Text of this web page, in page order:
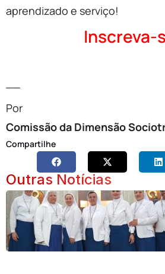
aprendizado e serviço!
Inscreva-
Por
Comissão da Dimensão
Compartilhe
Outras Notícias